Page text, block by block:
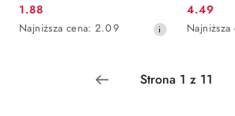
STANDARD - FLAMING,
Cena
promocyjna:
1.88
Najniższa
Najniższa cena: 2.09
mini
patyczek
Cena
4.49
Najniższa
dni
Najniższa